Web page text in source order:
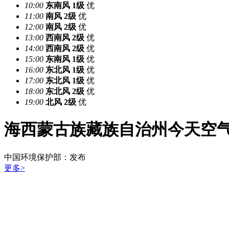
10:00 东南风 1级 优
11:00 南风 2级 优
12:00 南风 2级 优
13:00 西南风 2级 优
14:00 西南风 2级 优
15:00 东南风 1级 优
16:00 东北风 1级 优
17:00 东北风 1级 优
18:00 东北风 2级 优
19:00 北风 2级 优
海西蒙古族藏族自治州今天空
中国环境保护部： 发布
更多>